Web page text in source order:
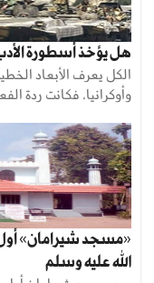
هل يؤخذ أسطورة
الكل يعرف الأبعاد
وأوكرانيا، فكانت ردة
«مسجد شيرامان»
الله عليه وسلم